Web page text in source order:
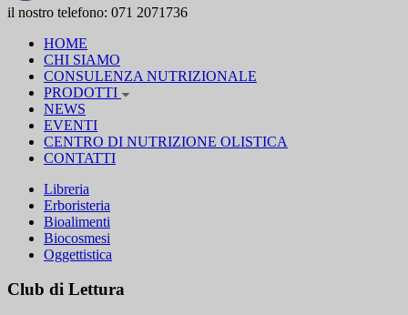
il nostro telefono: 071 2071736
HOME
CHI SIAMO
CONSULENZA NUTRIZIONALE
PRODOTTI
NEWS
EVENTI
CENTRO DI NUTRIZIONE OLISTICA
CONTATTI
Libreria
Erboristeria
Bioalimenti
Biocosmesi
Oggettistica
Club di Lettura